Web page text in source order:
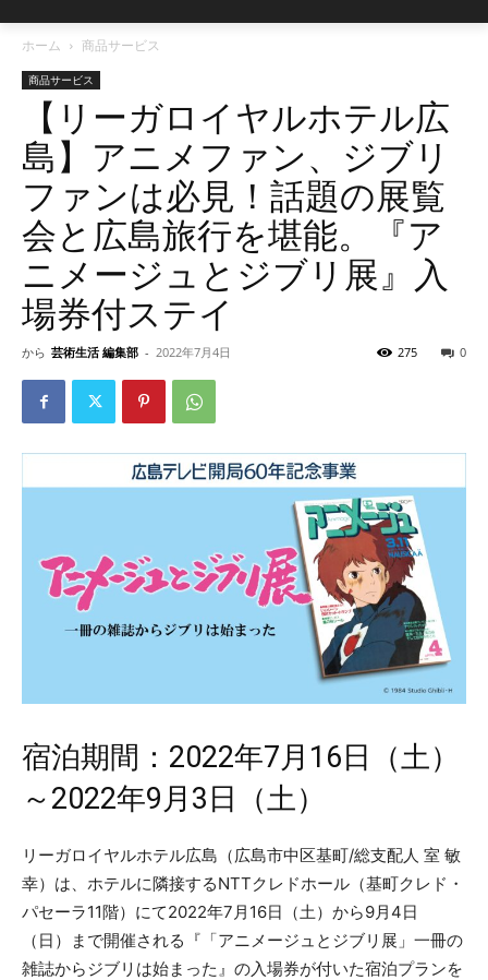
ホーム 商品サービス
商品サービス
【リーガロイヤルホテル広
島】アニメファン、ジブリ
ファンは必見！話題の展覧
会と広島旅行を堪能。『ア
ニメージュとジブリ展』入
場券付ステイ
から 芸術生活 編集部 - 2022年7月4日 0
275
宿泊期間：2022年7月16日（土）
～2022年9月3日（土）
リーガロイヤルホテル広島（広島市中区基町/総支配人 室 敏
幸）は、ホテルに隣接するNTTクレドホール（基町クレド・
パセーラ11階）にて2022年7月16日（土）から9月4日
（日）まで開催される『「アニメージュとジブリ展」一冊の
雑誌からジブリは始まった』の入場券が付いた宿泊プランを